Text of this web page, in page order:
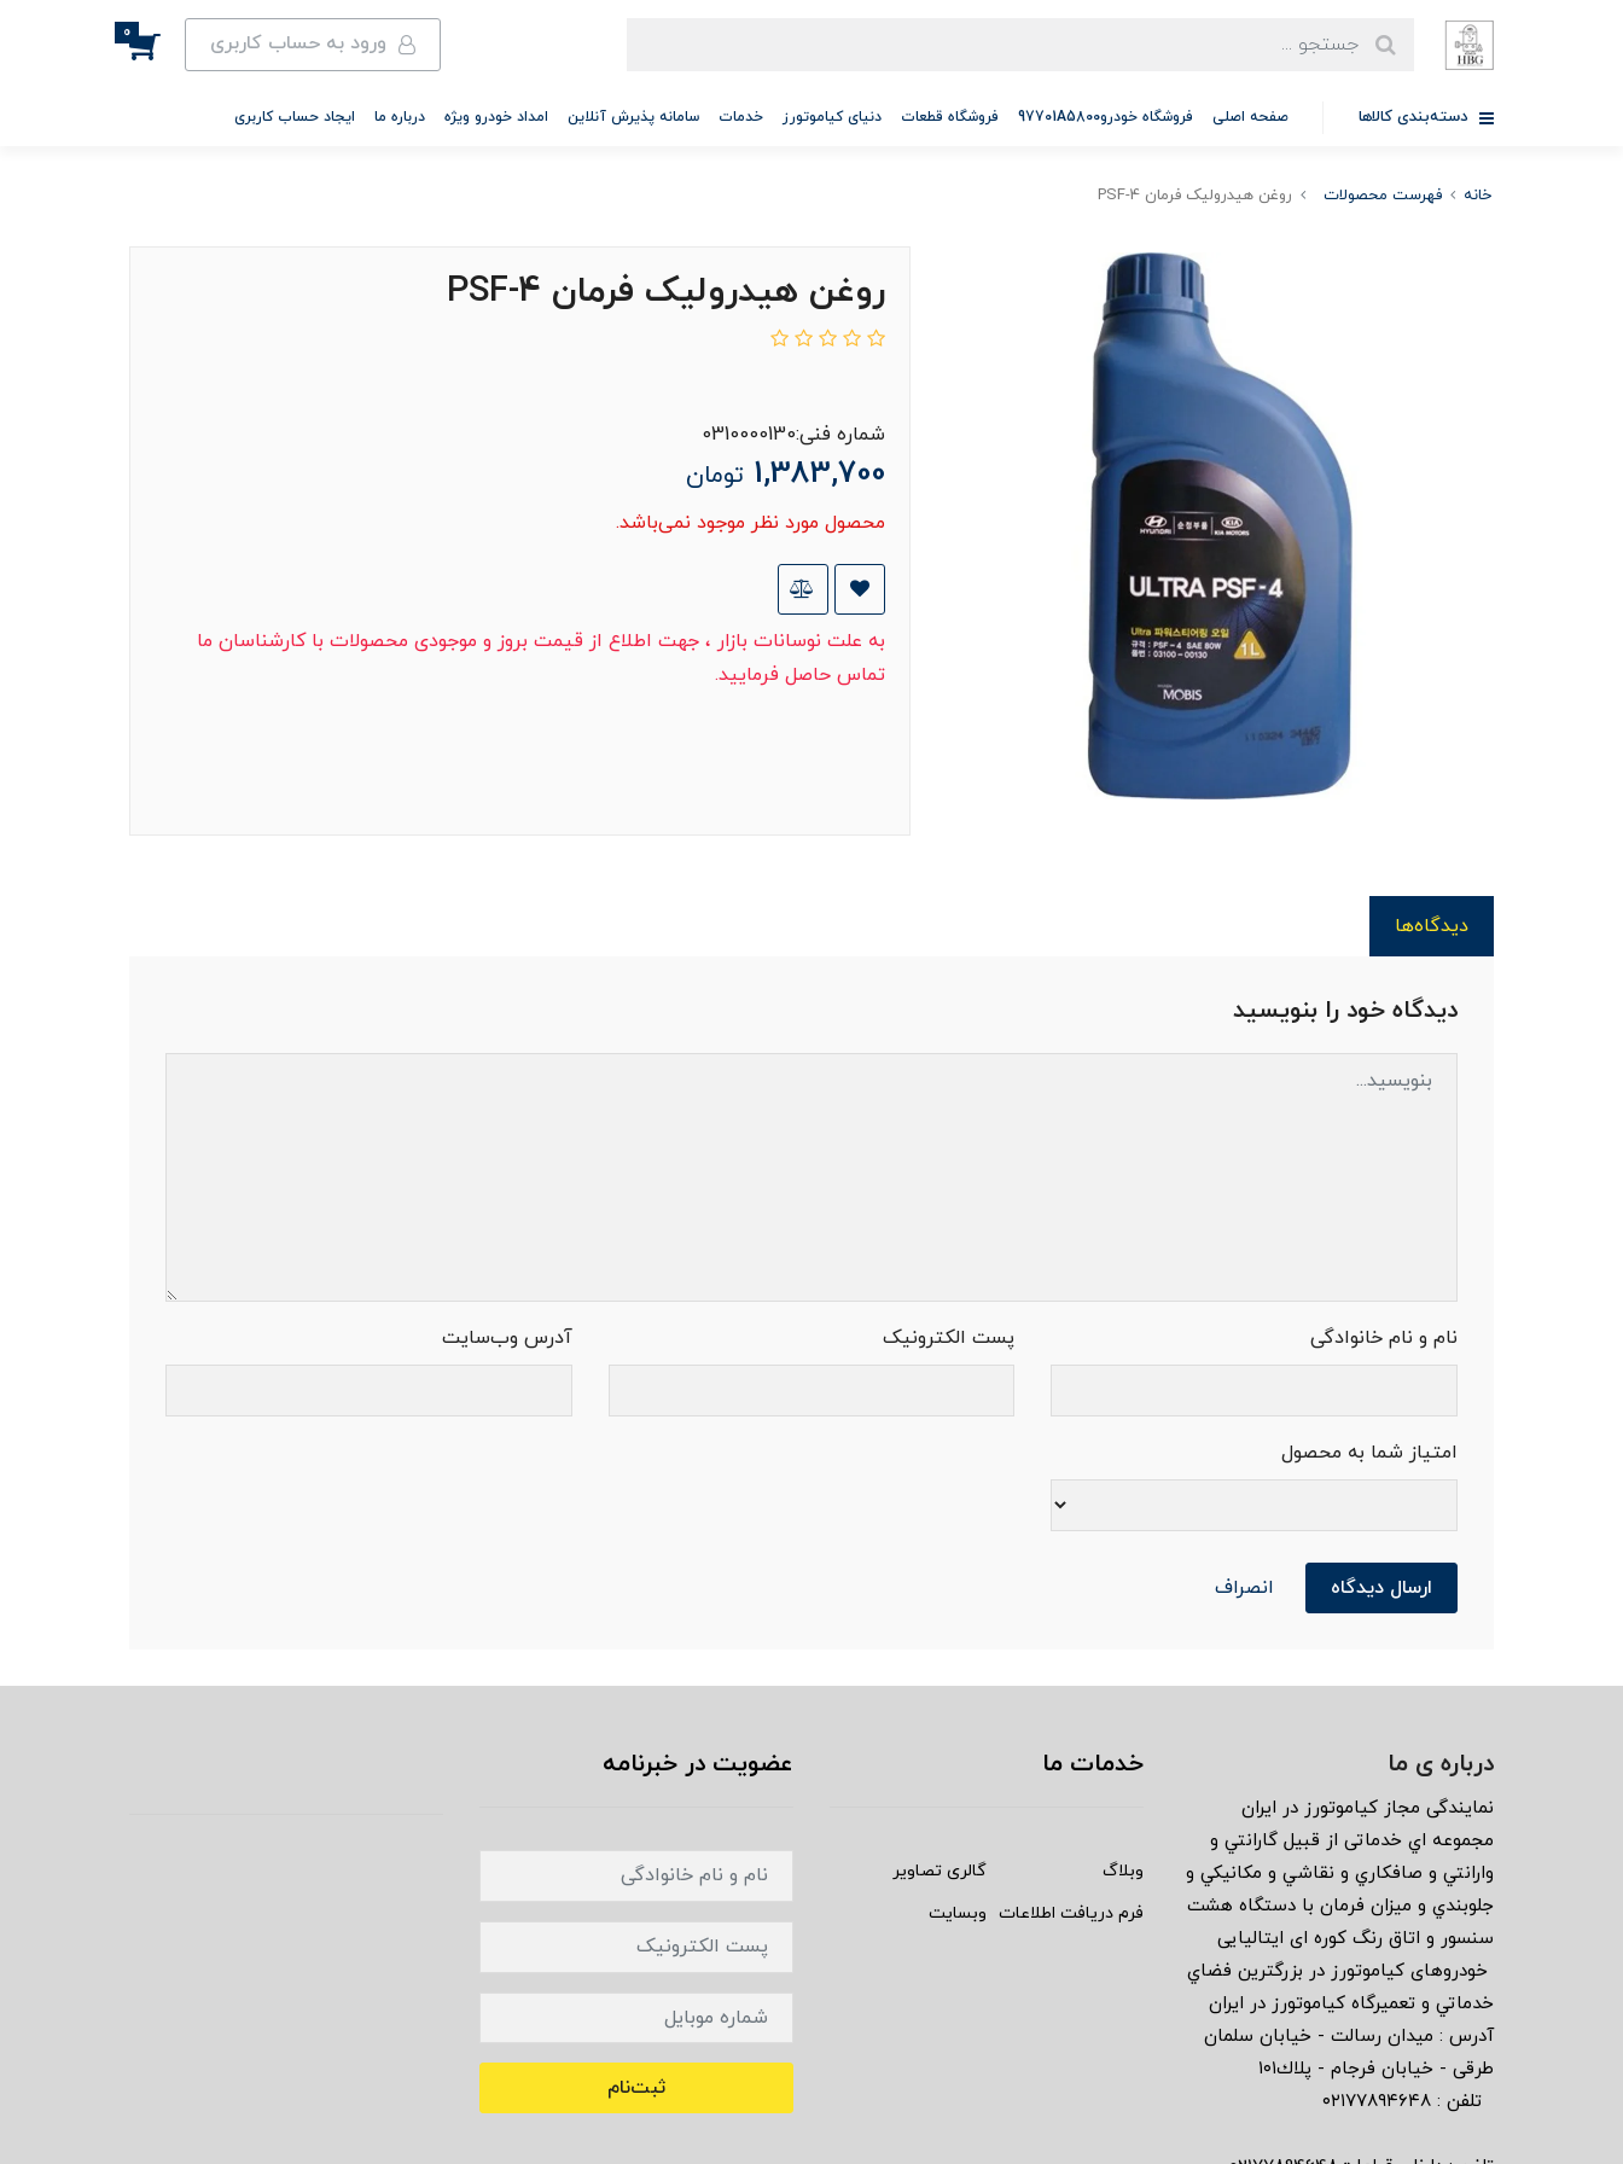
ورود به حساب کاربری 0
دسته‌بندی کالاها صفحه اصلی فروشگاه خودرو97701A5800 فروشگاه قطعات دنیای کیاموتورز خدمات سامانه پذیرش آنلاین امداد خودرو ویژه درباره ما ایجاد حساب کاربری
خانه فهرست محصولات روغن هیدرولیک فرمان PSF-4
روغن هیدرولیک فرمان PSF-4
شماره فنی:0310000130
1,383,700 تومان
محصول مورد نظر موجود نمی‌باشد.
به علت نوسانات بازار ، جهت اطلاع از قیمت بروز و موجودی محصولات با کارشناسان ما
تماس حاصل فرمایید.
دیدگاه‌ها
دیدگاه خود را بنویسید
نام و نام خانوادگی پست الکترونیک آدرس وب‌سایت
امتیاز شما به محصول
ارسال دیدگاه انصراف
درباره ی ما
نمايندگى مجاز كياموتورز در ايران
مجموعه اي خدماتى از قبيل گارانتي و
وارانتي و صافكاري و نقاشي و مكانيكي و
جلوبندي و ميزان فرمان با دستگاه هشت
سنسور و اتاق رنگ كوره اى ايتاليايى
خودروهاى كياموتورز در بزرگترين فضاي
خدماتي و تعميرگاه كياموتورز در ايران
آدرس : ميدان رسالت - خيابان سلمان
طرقى - خيابان فرجام - پلاك١٠١
تلفن : ٠٢١٧٧٨٩٤٦٤٨
خدمات ما
وبلاگ
گالری تصاویر
فرم دریافت اطلاعات وبسایت
عضویت در خبرنامه
ثبت‌نام